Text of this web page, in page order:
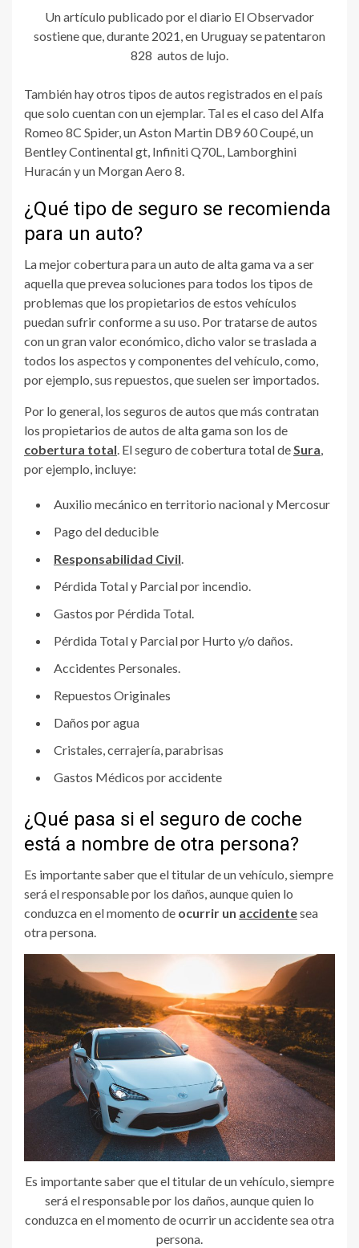
Un artículo publicado por el diario El Observador
sostiene que, durante 2021, en Uruguay se patentaron
828 autos de lujo.
También hay otros tipos de autos registrados en el país
que solo cuentan con un ejemplar. Tal es el caso del Alfa
Romeo 8C Spider, un Aston Martin DB9 60 Coupé, un
Bentley Continental gt, Infiniti Q70L, Lamborghini
Huracán y un Morgan Aero 8.
¿Qué tipo de seguro se recomienda
para un auto?
La mejor cobertura para un auto de alta gama va a ser
aquella que prevea soluciones para todos los tipos de
problemas que los propietarios de estos vehículos
puedan sufrir conforme a su uso. Por tratarse de autos
con un gran valor económico, dicho valor se traslada a
todos los aspectos y componentes del vehículo, como,
por ejemplo, sus repuestos, que suelen ser importados.
Por lo general, los seguros de autos que más contratan
los propietarios de autos de alta gama son los de
cobertura total . El seguro de cobertura total de Sura
por ejemplo, incluye:
Auxilio mecánico en territorio nacional y Mercosur
Pago del deducible
Responsabilidad Civil
Pérdida Total y Parcial por incendio.
Gastos por Pérdida Total.
Pérdida Total y Parcial por Hurto y/o daños.
Accidentes Personales.
Repuestos Originales
Daños por agua
Cristales, cerrajería, parabrisas
Gastos Médicos por accidente
¿Qué pasa si el seguro de coche
está a nombre de otra persona?
Es importante saber que el titular de un vehículo, siempre
será el responsable por los daños, aunque quien lo
conduzca en el momento de ocurrir un accidentesea
otra persona.
Es importante saber que el titular de un vehículo, siempre
será el responsable por los daños, aunque quien lo
conduzca en el momento de ocurrir un accidente sea otra
persona.